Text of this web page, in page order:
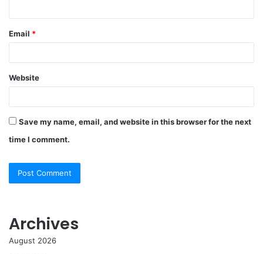
Email *
Website
Save my name, email, and website in this browser for the next
time I comment.
Archives
August 2026